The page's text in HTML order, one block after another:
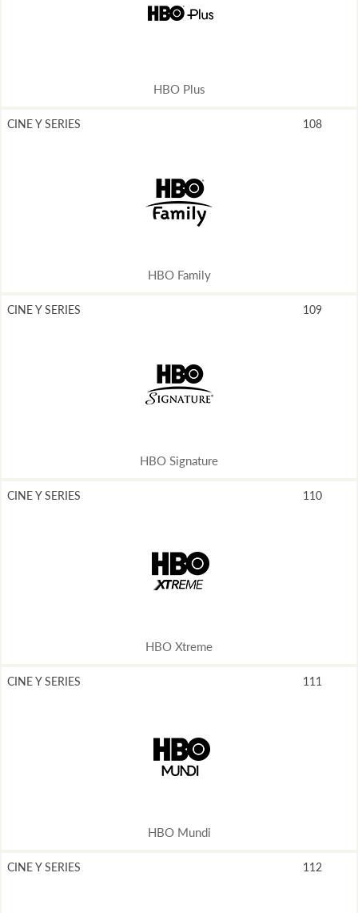
HBO Plus
CINE Y SERIES 108
HBO Family
CINE Y SERIES 109
HBO Signature
CINE Y SERIES 110
HBO Xtreme
CINE Y SERIES 111
HBO Mundi
CINE Y SERIES 112